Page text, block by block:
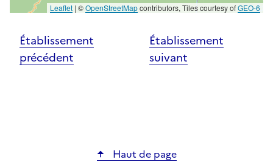
Leaflet | ©OpenStreetMapcontributors, Tiles courtesy ofGEO-6
Établissement
précédent
Établissement
suivant
Haut de page